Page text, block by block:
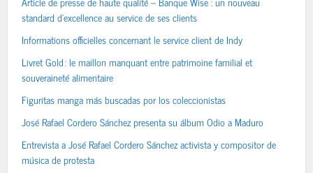
standard d’excellence au service de ses clients
Informations officielles concernant le service client de Indy
Livret Gold : le maillon manquant entre patrimoine familial et
souveraineté alimentaire
Figuritas manga más buscadas por los coleccionistas
José Rafael Cordero Sánchez presenta su álbum Odio a Maduro
Entrevista a José Rafael Cordero Sánchez activista y compositor de
música de protesta